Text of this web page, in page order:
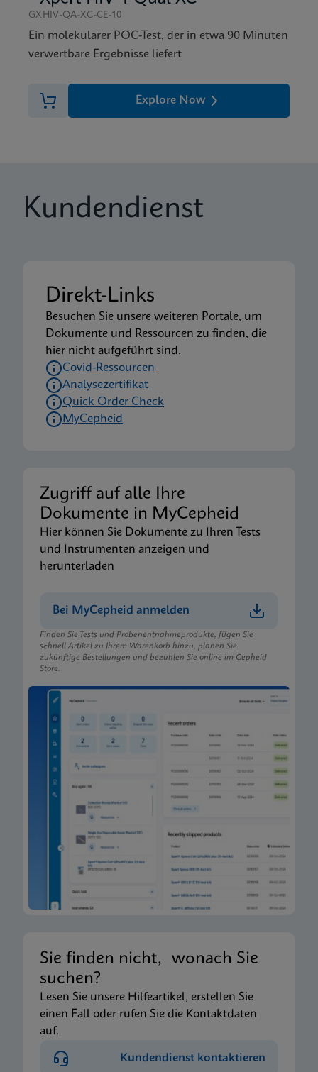
GXHIV-QA-XC-CE-10
Ein molekularer POC-Test, der in etwa 90 Minuten
verwertbare Ergebnisse liefert
Explore Now
Kundendienst
Direkt-Links
Besuchen Sie unsere weiteren Portale, um
Dokumente und Ressourcen zu finden, die
hier nicht aufgeführt sind.
Covid-Ressourcen
Analysezertifikat
Quick Order Check
MyCepheid
Zugriff auf alle Ihre
Dokumente in MyCepheid
Hier können Sie Dokumente zu Ihren Tests
und Instrumenten anzeigen und
herunterladen
Bei MyCepheid anmelden
Finden Sie Tests und Probenentnahmeprodukte, fügen Sie
schnell Artikel zu Ihrem Warenkorb hinzu, planen Sie
zukünftige Bestellungen und bezahlen Sie online im Cepheid
Store.
Sie finden nicht, wonach Sie
suchen?
Lesen Sie unsere Hilfeartikel, erstellen Sie
einen Fall oder rufen Sie die Kontaktdaten
auf.
Kundendienst kontaktieren